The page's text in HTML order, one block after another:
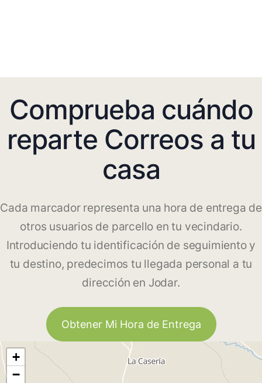
Comprueba cuándo
reparte Correos a tu
casa
Cada marcador representa una hora de entrega de
otros usuarios de parcello en tu vecindario.
Introduciendo tu identificación de seguimiento y
tu destino, predecimos tu llegada personal a tu
dirección en Jodar.
Obtener Mi Hora de Entrega
+
−